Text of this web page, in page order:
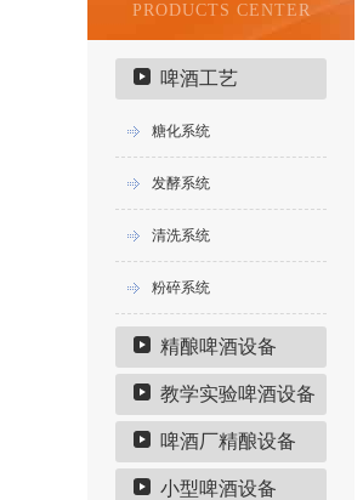
PRODUCTS CENTER
啤酒工艺
糖化系统
发酵系统
清洗系统
粉碎系统
精酿啤酒设备
教学实验啤酒设备
啤酒厂精酿设备
小型啤酒设备